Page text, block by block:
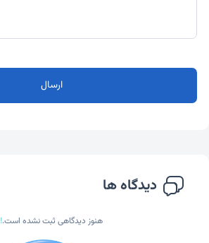
ارسال
دیدگاه ها
هنوز دیدگاهی ثبت نشده است.!